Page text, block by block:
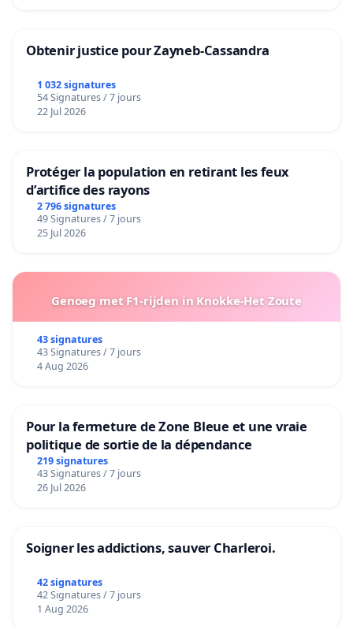
Obtenir justice pour Zayneb-Cassandra
1 032 signatures
54 Signatures / 7 jours
22 Jul 2026
Protéger la population en retirant les feux
d’artifice des rayons
2 796 signatures
49 Signatures / 7 jours
25 Jul 2026
Genoeg met F1-rijden in Knokke-Het Zoute
43 signatures
43 Signatures / 7 jours
4 Aug 2026
Pour la fermeture de Zone Bleue et une vraie
politique de sortie de la dépendance
219 signatures
43 Signatures / 7 jours
26 Jul 2026
Soigner les addictions, sauver Charleroi.
42 signatures
42 Signatures / 7 jours
1 Aug 2026